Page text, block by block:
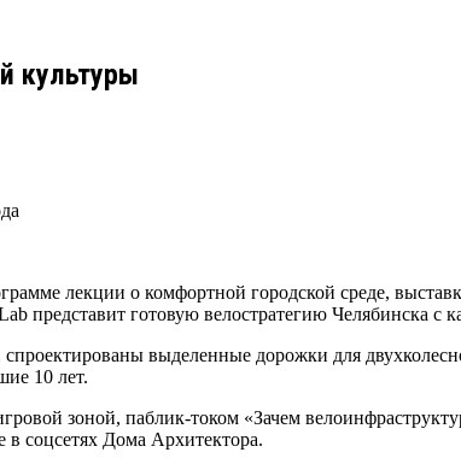
культуры
лекции о комфортной городской среде,
представит готовую велостратегию Челябинска с
выделенные дорожки для
10 лет.
зоной, паблик-током «Зачем
в соцсетях Дома Архитектора.